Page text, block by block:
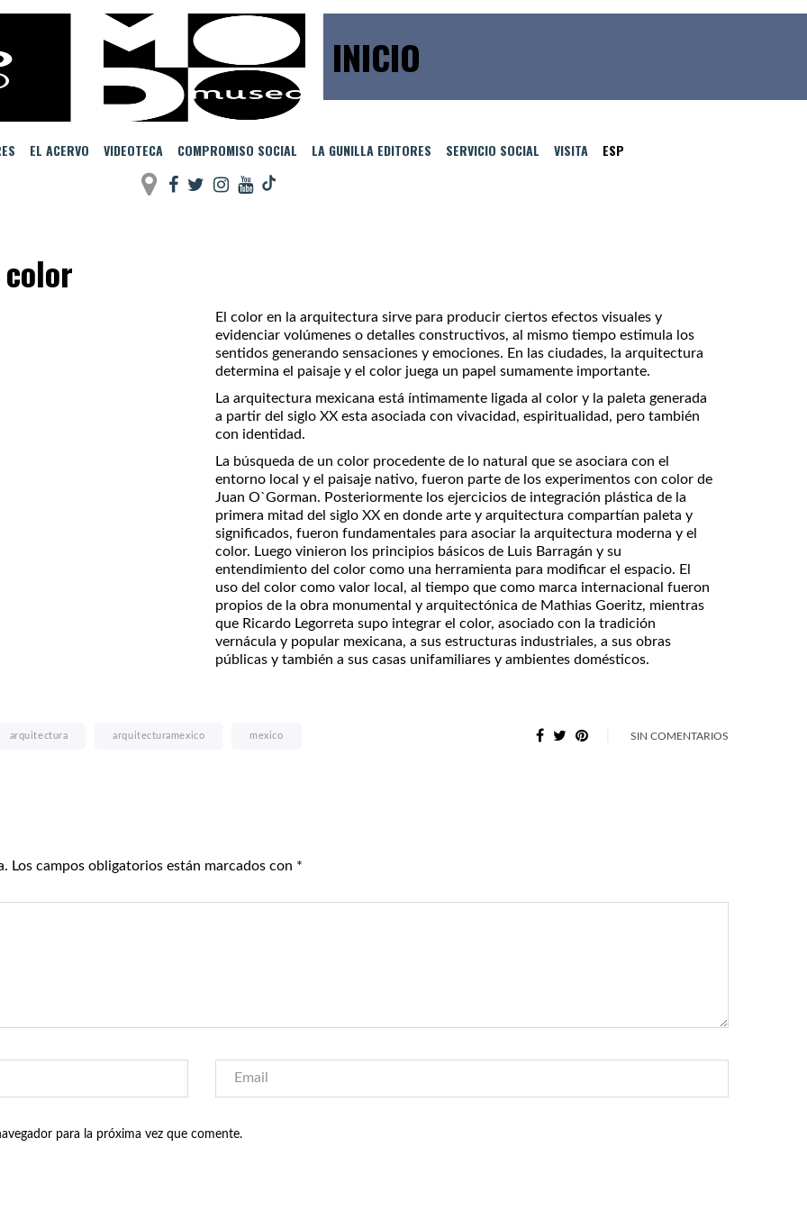
INICIO
EL ACERVO VIDEOTECA COMPROMISO SOCIAL LA GUNILLA EDITORES SERVICIO SOCIAL VISITA ESP
El color en la arquitectura sirve para producir ciertos efectos visuales y
evidenciar volúmenes o detalles constructivos, al mismo tiempo estimula los
sentidos generando sensaciones y emociones. En las ciudades, la arquitectura
determina el paisaje y el color juega un papel sumamente importante.
La arquitectura mexicana está íntimamente ligada al color y la paleta generada
a partir del siglo XX esta asociada con vivacidad, espiritualidad, pero también
con identidad.
La búsqueda de un color procedente de lo natural que se asociara con el
entorno local y el paisaje nativo, fueron parte de los experimentos con color de
Juan O`Gorman. Posteriormente los ejercicios de integración plástica de la
primera mitad del siglo XX en donde arte y arquitectura compartían paleta y
significados, fueron fundamentales para asociar la arquitectura moderna y el
color. Luego vinieron los principios básicos de Luis Barragán y su
entendimiento del color como una herramienta para modificar el espacio. El
uso del color como valor local, al tiempo que como marca internacional fueron
propios de la obra monumental y arquitectónica de Mathias Goeritz, mientras
que Ricardo Legorreta supo integrar el color, asociado con la tradición
vernácula y popular mexicana, a sus estructuras industriales, a sus obras
públicas y también a sus casas unifamiliares y ambientes domésticos.
arquitectura arquitecturamexico mexico SIN COMENTARIOS
Los campos obligatorios están marcados con *
para la próxima vez que comente.